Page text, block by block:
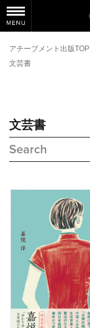
アチーブメント出版TOP
文芸書